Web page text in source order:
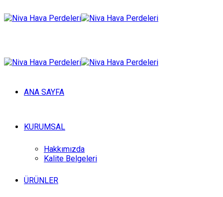
ANA SAYFA
KURUMSAL
Hakkımızda
Kalite Belgeleri
ÜRÜNLER